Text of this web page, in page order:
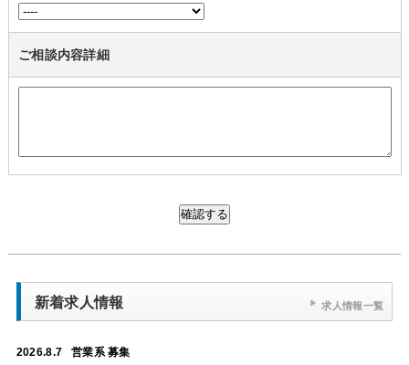
ご相談内容詳細
新着求人情報
2026.8.7 営業系 募集
求人情報一覧